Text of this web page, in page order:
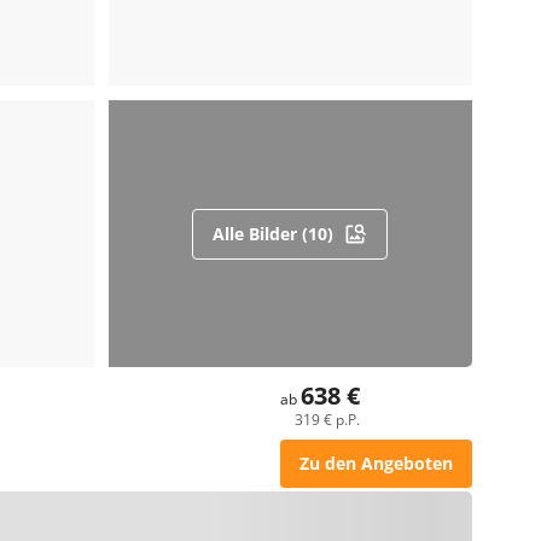
Alle Bilder (10)
ab638 €
319 € p.P.
Zu den Angeboten